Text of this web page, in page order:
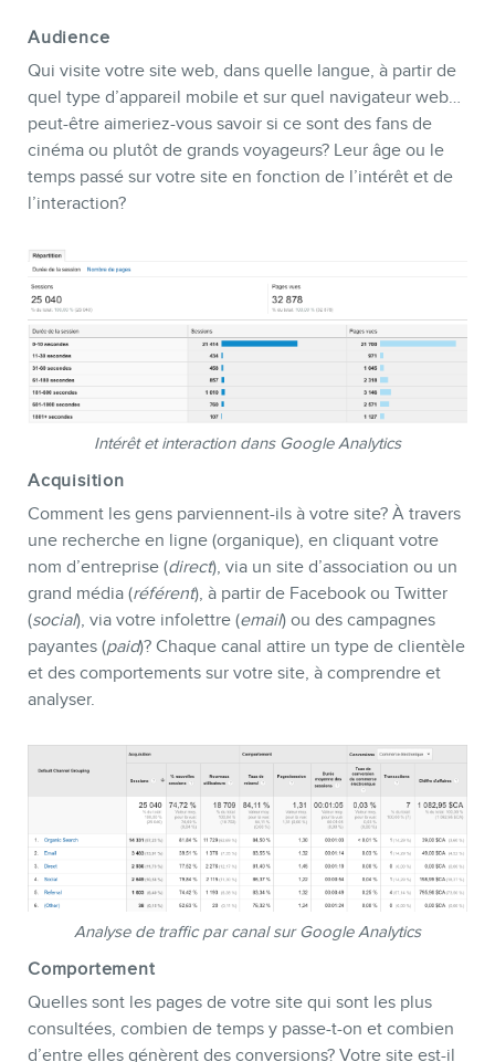
Audience
Qui visite votre site web, dans quelle langue, à partir de
quel type d’appareil mobile et sur quel navigateur web…
peut-être aimeriez-vous savoir si ce sont des fans de
cinéma ou plutôt de grands voyageurs? Leur âge ou le
temps passé sur votre site en fonction de l’intérêt et de
l’interaction?
Intérêt et interaction dans Google Analytics
Acquisition
Comment les gens parviennent-ils à votre site? À travers
une recherche en ligne (organique), en cliquant votre
nom d’entreprise (direct), via un site d’association ou un
grand média (référent), à partir de Facebook ou Twitter
(social), via votre infolettre (email) ou des campagnes
payantes (paid)? Chaque canal attire un type de clientèle
et des comportements sur votre site, à comprendre et
analyser.
Analyse de traffic par canal sur Google Analytics
Comportement
Quelles sont les pages de votre site qui sont les plus
consultées, combien de temps y passe-t-on et combien
d’entre elles génèrent des conversions? Votre site est-il